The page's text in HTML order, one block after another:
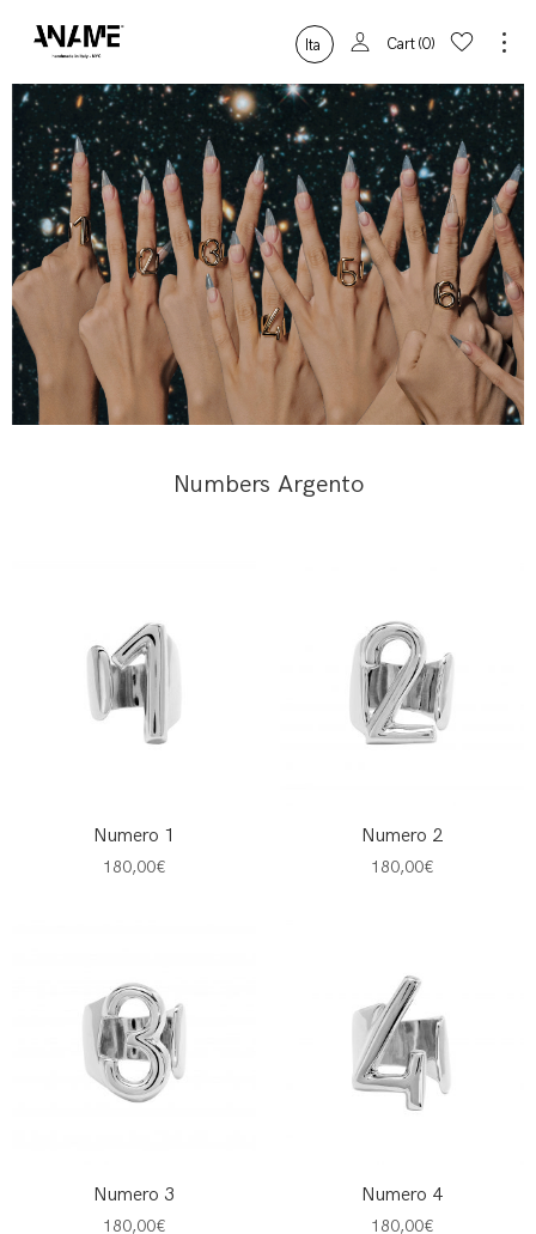
Ita Cart 0
Numbers Argento
Numero 1
180,00€
Numero 2
180,00€
Numero 3
180,00€
Numero 4
180,00€